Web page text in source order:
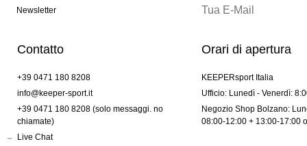
Newsletter
Contatto
+39 0471 180 8208
info@keeper-sport.it
+39 0471 180 8208 (solo messaggi. no
chiamate)
Live Chat
Orari di apertura
KEEPERsport Italia
Ufficio: Lunedì - Venerdì:
Negozio Shop Bolzano:
08:00-12:00 + 13:00-17:00